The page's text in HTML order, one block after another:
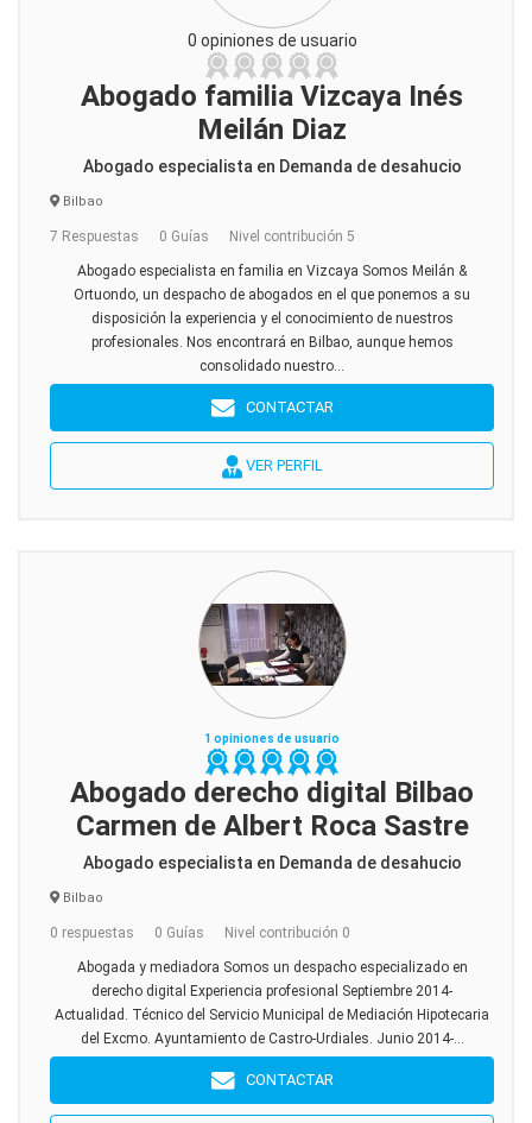
0 opiniones de usuario
Abogado familia Vizcaya Inés
Meilán Diaz
Abogado especialista en Demanda de desahucio
Bilbao
7 Respuestas 0 Guías Nivel contribución 5
Abogado especialista en familia en Vizcaya Somos Meilán &
Ortuondo, un despacho de abogados en el que ponemos a su
disposición la experiencia y el conocimiento de nuestros
profesionales. Nos encontrará en Bilbao, aunque hemos
consolidado nuestro...
CONTACTAR
VER PERFIL
1 opiniones de usuario
Abogado derecho digital Bilbao
Carmen de Albert Roca Sastre
Abogado especialista en Demanda de desahucio
Bilbao
0 respuestas 0 Guías Nivel contribución 0
Abogada y mediadora Somos un despacho especializado en
derecho digital Experiencia profesional Septiembre 2014-
Actualidad. Técnico del Servicio Municipal de Mediación Hipotecaria
del Excmo. Ayuntamiento de Castro-Urdiales. Junio 2014-...
CONTACTAR